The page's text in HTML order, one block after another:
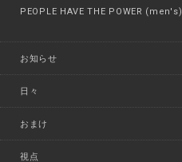
PEOPLE HAVE THE POWER (men's)
お知らせ
日々
おまけ
視点